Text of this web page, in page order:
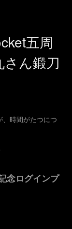
五周
ん鍛刀
、時間がたつにつ
念ログインプ